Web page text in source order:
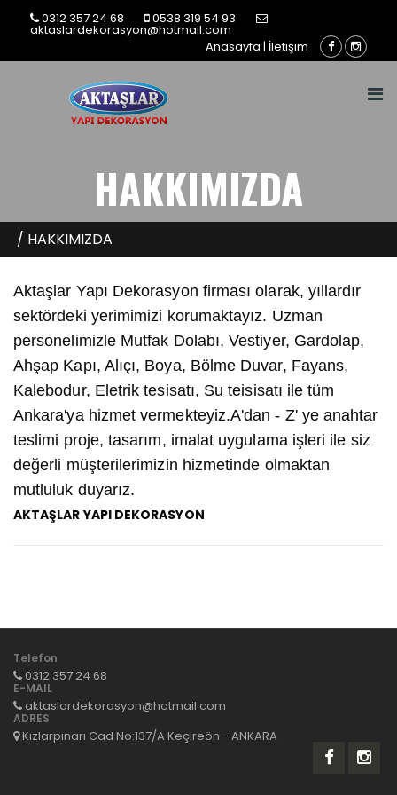
0312 357 24 68 0538 319 54 93
aktaslardekorasyon@hotmail.com
Anasayfa | İletişim
HAKKIMIZDA
/ HAKKIMIZDA
Aktaşlar Yapı Dekorasyon firması olarak, yıllardır
sektördeki yerimimizi korumaktayız. Uzman
personelimizle Mutfak Dolabı, Vestiyer, Gardolap,
Ahşap Kapı, Alıçı, Boya, Bölme Duvar, Fayans,
Kalebodur, Eletrik tesisatı, Su teisisatı ile tüm
Ankara'ya hizmet vermekteyiz.A'dan - Z' ye anahtar
teslimi proje, tasarım, imalat uygulama işleri ile siz
değerli müşterilerimizin hizmetinde olmaktan
mutluluk duyarız.
AKTAŞLAR YAPI DEKORASYON
Telefon
0312 357 24 68
E-MAIL
aktaslardekorasyon@hotmail.com
ADRES
Kızlarpınarı Cad No:137/A Keçireön - ANKARA